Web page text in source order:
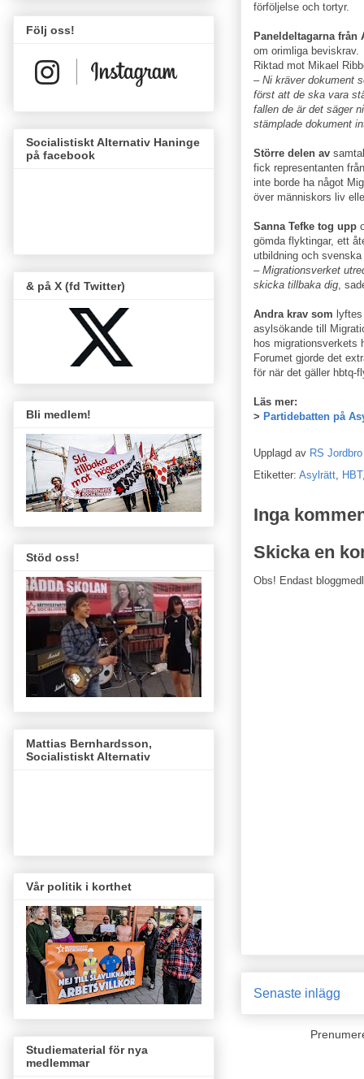
förföljelse och tortyr.
Paneldeltagarna från
om orimliga beviskrav.
Riktad mot Mikael
– Ni kräver dokument
först att de ska vara
fallen de är det säger
stämplade dokument
Större delen av
fick representanten
inte borde ha något
över människors liv
Sanna Tefke tog upp
gömda flyktingar, ett
utbildning och
– Migrationsverket
skicka tillbaka dig,
Andra krav som
asylsökande till
hos migrationsverkets
Forumet gjorde det
för när det gäller hbtq-
Läs mer:
> Partidebatten på
Upplagd av RS Jordbro
Etiketter: Asylrätt, HBT
Inga
Skicka en
Obs! Endast
Senaste inlägg
Följ oss!
Socialistiskt Alternativ Haninge
på facebook
& på X (fd Twitter)
Bli medlem!
Stöd oss!
Mattias Bernhardsson,
Socialistiskt Alternativ
Vår politik i korthet
Studiematerial för nya
medlemmar